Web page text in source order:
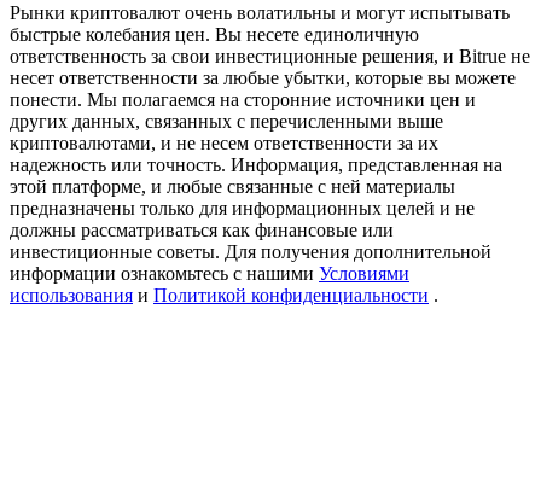
Register & Trade to Win 500,000 USDT
Precious Metals Trading Carnival
Trade Gold & Silver · 33,333 USDT Bonus
USDT New User Exclusive 10% APR
Рынки криптовалют очень волатильны и могут испытывать
быстрые колебания цен. Вы несете единоличную
ответственность за свои инвестиционные решения, и Bitrue не
несет ответственности за любые убытки, которые вы можете
понести. Мы полагаемся на сторонние источники цен и
других данных, связанных с перечисленными выше
криптовалютами, и не несем ответственности за их
надежность или точность. Информация, представленная на
этой платформе, и любые связанные с ней материалы
предназначены только для информационных целей и не
должны рассматриваться как финансовые или
инвестиционные советы. Для получения дополнительной
информации ознакомьтесь с нашими Условиями
использования и Политикой конфиденциальности .